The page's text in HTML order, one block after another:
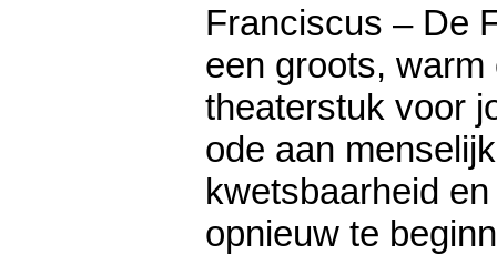
Franciscus – De
een groots,
theaterstuk voor
ode aan
kwetsbaarheid
opnieuw te